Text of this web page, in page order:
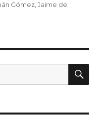
Gómez ,Jaime de